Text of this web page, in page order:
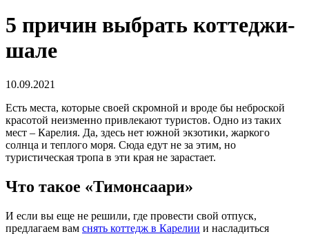
5 причин выбрать коттеджи-
шале
10.09.2021
Есть места, которые своей скромной и вроде бы неброской
красотой неизменно привлекают туристов. Одно из таких
мест – Карелия. Да, здесь нет южной экзотики, жаркого
солнца и теплого моря. Сюда едут не за этим, но
туристическая тропа в эти края не зарастает.
Что такое «Тимонсаари»
И если вы еще не решили, где провести свой отпуск,
предлагаем вам снять коттедж в Карелии и насладиться